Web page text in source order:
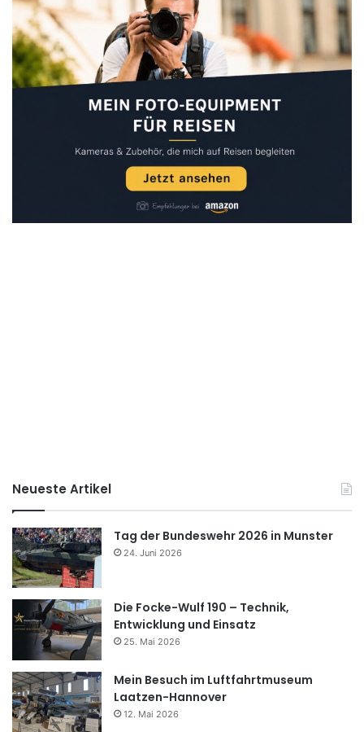
Neueste Artikel
Tag der Bundeswehr 2026 in Munster
24. Juni 2026
Die Focke-Wulf 190 – Technik,
Entwicklung und Einsatz
25. Mai 2026
Mein Besuch im Luftfahrtmuseum
Laatzen-Hannover
12. Mai 2026